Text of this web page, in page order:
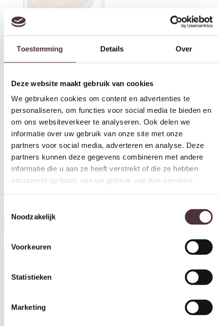
Toestemming Over
Deze website maakt gebruik van cookies
We gebruiken cookies om content en advertenties te
om ons websiteverkeer te analyseren. Ook delen we
informatie over uw gebruik van onze site met onze
partners voor social media, adverteren en analyse. Deze
partners kunnen deze gegevens combineren met andere
informatie die u aan ze heeft verstrekt of die ze hebben
verzameld op basis van uw gebruik van hun services.
Starfurn Bijzettafel Noel Bruin Marmer 60 cm